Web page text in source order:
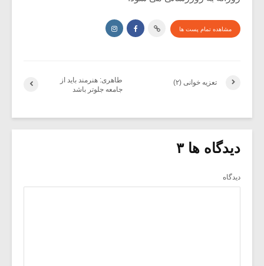
مشاهده تمام پست ها
طاهری: هنرمند باید از
جامعه جلوتر باشد
تعزیه خوانی (۲)
دیدگاه ها ۳
دیدگاه